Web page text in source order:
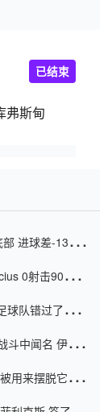
弗斯甸
已结束
进球差-13令人
0射击90分钟
队错过了世界
斗中闻名 伊万放
用来摆脱它